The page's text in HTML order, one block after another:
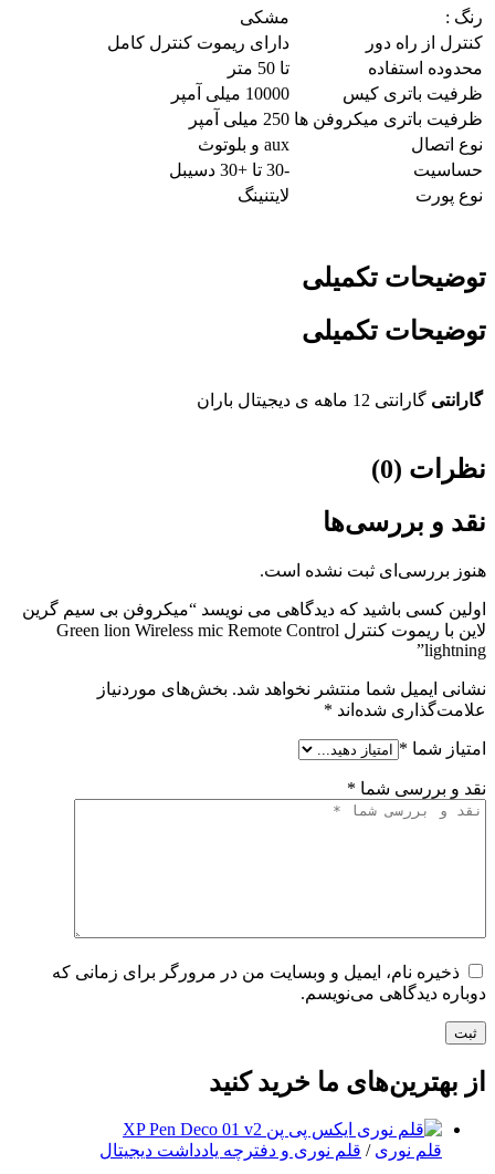
رنگ :
مشکی
کنترل از راه دور
دارای ریموت کنترل کامل
محدوده استفاده
تا 50 متر
ظرفیت باتری کیس
10000 میلی آمپر
ظرفیت باتری میکروفن ها 250 میلی آمپر
نوع اتصال
aux و بلوتوث
حساسیت
-30 تا +30 دسیبل
نوع پورت
لایتنینگ
توضیحات تکمیلی
توضیحات تکمیلی
گارانتی گارانتی 12 ماهه ی دیجیتال باران
نظرات (0)
نقد و بررسی‌ها
هنوز بررسی‌ای ثبت نشده است.
اولین کسی باشید که دیدگاهی می نویسد “میکروفن بی سیم گرین
لاین با ریموت کنترل Green lion Wireless mic Remote Control
lightning”
نشانی ایمیل شما منتشر نخواهد شد. بخش‌های موردنیاز
علامت‌گذاری شده‌اند *
امتیاز شما *
نقد و بررسی شما *
ذخیره نام، ایمیل و وبسایت من در مرورگر برای زمانی که
دوباره دیدگاهی می‌نویسم.
ثبت
از بهترین‌های ما خرید کنید
قلم نوری / قلم نوری و دفترچه یادداشت دیجیتال